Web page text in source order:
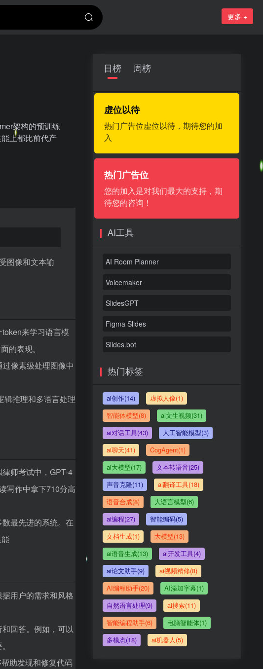
更多 +
架构的预训练
上都比前代产
图像和文本输
来学习语言模
的表现。
像素级处理图像中
辑推理和多语言处理
师考试中，GPT-4
写作中拿下710分高
最先进的系统。在
用户的需求和风格
回答。例如，可以
助发现和修复代码
日榜 周榜
虚位以待
热门广告位虚位以待，期待您的加
入
热门广告位
您的加入是对我们最大的支持，期
待您的咨询！
AI工具
AI Room Planner
Voicemaker
SlidesGPT
Figma Slides
Slides.bot
热门标签
ai创作(14)
虚拟人像(1)
智能体模型(8)
ai文生视频(31)
ai对话工具(43)
人工智能模型(3)
ai聊天(41)
CogAgent(1)
ai大模型(17)
文本转语音(25)
声音克隆(11)
ai翻译工具(18)
语音合成(8)
大语言模型(6)
ai编程(27)
智能编码(5)
文档生成(1)
大模型(13)
ai语音生成(13)
ai开发工具(4)
ai论文助手(9)
ai视频精修(8)
AI编程助手(20)
AI添加字幕(1)
自然语言处理(9)
ai搜索(11)
智能编程助手(6)
电脑智能体(1)
多模态(18)
ai机器人(5)